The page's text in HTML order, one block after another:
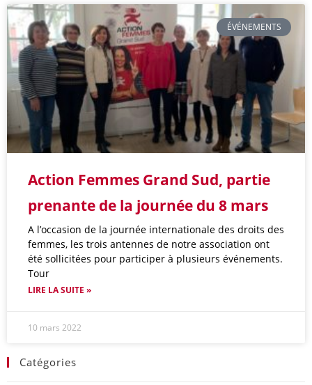
ÉVÉNEMENTS
Action Femmes Grand Sud, partie
prenante de la journée du 8 mars
A l’occasion de la journée internationale des droits des
femmes, les trois antennes de notre association ont
été sollicitées pour participer à plusieurs événements.
Tour
LIRE LA SUITE »
10 mars 2022
Catégories